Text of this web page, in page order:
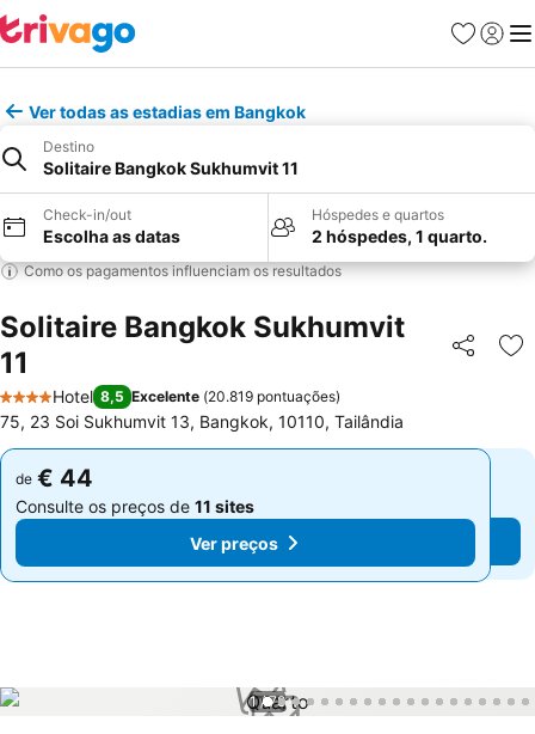
Favoritos
Iniciar
Ver todas as estadias em Bangkok
Destino
Solitaire Bangkok Sukhumvit 11
Check-in/out
Escolha as datas
Hóspedes e quartos
2 hóspedes, 1 quarto.
Como os pagamentos influenciam os resultados
Solitaire Bangkok Sukhumvit
11
Partilhar
4 Estrelas
Hotel 8,5 Excelente (20.819 pontuações)
75, 23 Soi Sukhumvit 13, Bangkok, 10110, Tailândia
de € 44
Consulte os preços de 11 sites
Ver preços
de € 44
Consulte os preços de 11 sites
Ver preços
1 / 78